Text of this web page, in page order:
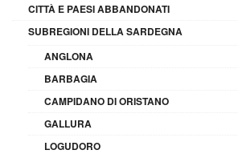
CITTÀ E PAESI ABBANDONATI
SUBREGIONI DELLA SARDEGNA
ANGLONA
BARBAGIA
CAMPIDANO DI ORISTANO
GALLURA
LOGUDORO